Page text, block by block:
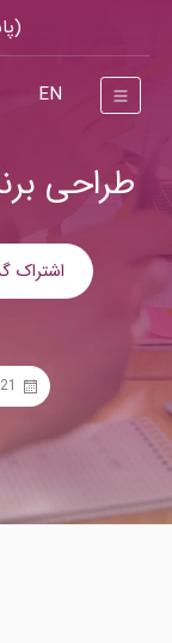
EN
طراحی
اشتراک
21 شهریور 1400